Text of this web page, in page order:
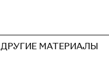
ДРУГИЕ МАТЕРИАЛЫ